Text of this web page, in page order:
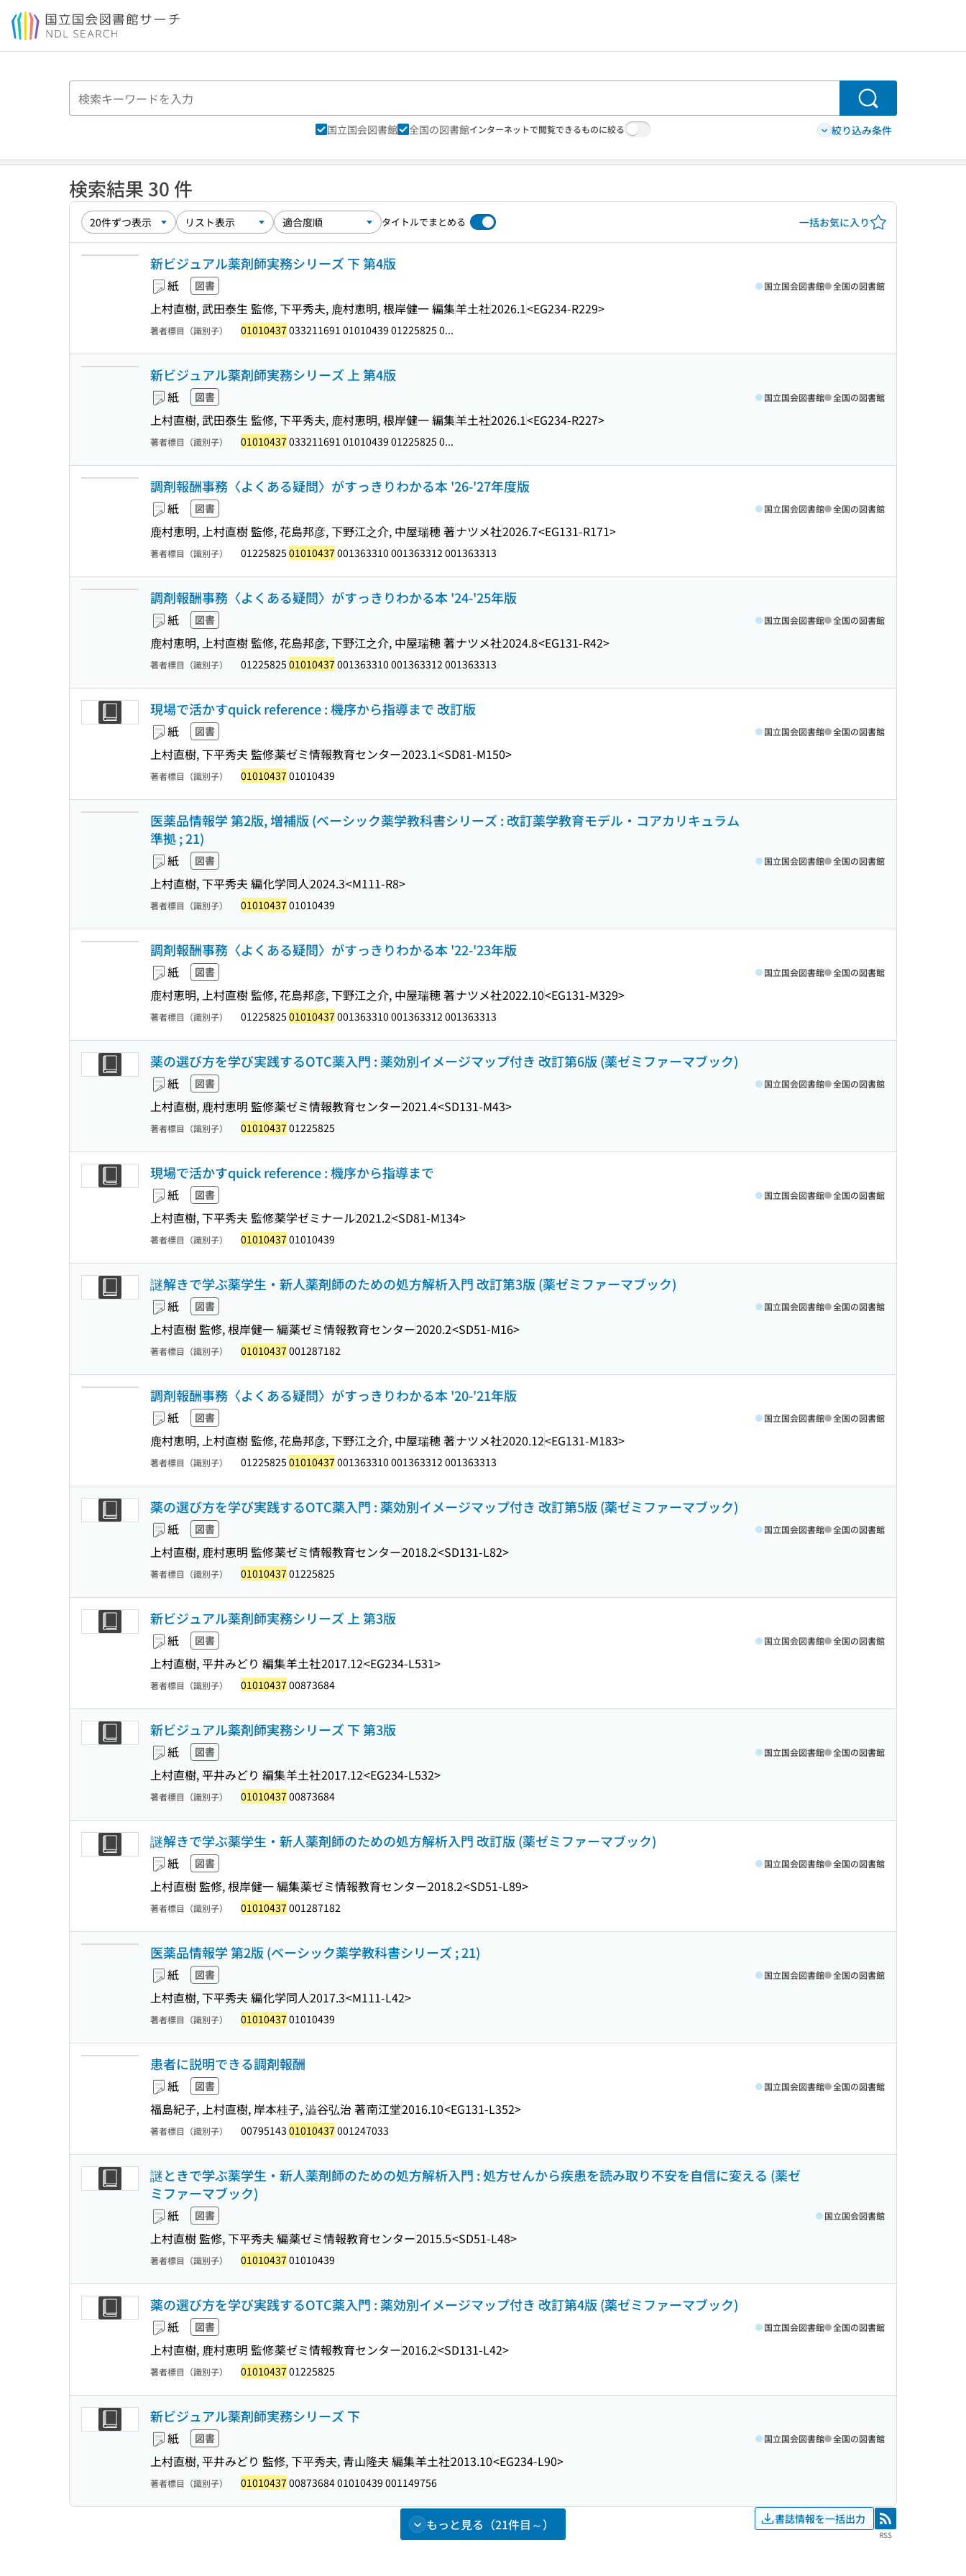
本文へ移動
検索
国立国会図書館 全国の図書館インターネットで閲覧できるものに絞る 絞り込み条件
検索結果 30 件
タイトルでまとめる 一括お気に入り
新ビジュアル薬剤師実務シリーズ 下 第4版
紙 図書
上村直樹, 武田泰生 監修, 下平秀夫, 鹿村恵明, 根岸健一 編集羊土社2026.1<EG234-R229>
国立国会図書館 全国の図書館
著者標目（識別子） 01010437 033211691 01010439 01225825 0...
新ビジュアル薬剤師実務シリーズ 上 第4版
紙 図書
上村直樹, 武田泰生 監修, 下平秀夫, 鹿村恵明, 根岸健一 編集羊土社2026.1<EG234-R227>
国立国会図書館 全国の図書館
著者標目（識別子） 01010437 033211691 01010439 01225825 0...
調剤報酬事務〈よくある疑問〉がすっきりわかる本 '26-'27年度版
紙 図書
鹿村恵明, 上村直樹 監修, 花島邦彦, 下野江之介, 中屋瑞穂 著ナツメ社2026.7<EG131-R171>
国立国会図書館 全国の図書館
著者標目（識別子） 01225825 01010437 001363310 001363312 001363313
調剤報酬事務〈よくある疑問〉がすっきりわかる本 '24-'25年版
紙 図書
鹿村恵明, 上村直樹 監修, 花島邦彦, 下野江之介, 中屋瑞穂 著ナツメ社2024.8<EG131-R42>
国立国会図書館 全国の図書館
著者標目（識別子） 01225825 01010437 001363310 001363312 001363313
現場で活かすquick reference : 機序から指導まで 改訂版
紙 図書
上村直樹, 下平秀夫 監修薬ゼミ情報教育センター2023.1<SD81-M150>
国立国会図書館 全国の図書館
著者標目（識別子） 01010437 01010439
医薬品情報学 第2版, 増補版 (ベーシック薬学教科書シリーズ : 改訂薬学教育モデル・コアカリキュラム
準拠 ; 21)
紙 図書
上村直樹, 下平秀夫 編化学同人2024.3<M111-R8>
国立国会図書館 全国の図書館
著者標目（識別子） 01010437 01010439
調剤報酬事務〈よくある疑問〉がすっきりわかる本 '22-'23年版
紙 図書
鹿村恵明, 上村直樹 監修, 花島邦彦, 下野江之介, 中屋瑞穂 著ナツメ社2022.10<EG131-M329>
国立国会図書館 全国の図書館
著者標目（識別子） 01225825 01010437 001363310 001363312 001363313
薬の選び方を学び実践するOTC薬入門 : 薬効別イメージマップ付き 改訂第6版 (薬ゼミファーマブック)
紙 図書
上村直樹, 鹿村恵明 監修薬ゼミ情報教育センター2021.4<SD131-M43>
国立国会図書館 全国の図書館
著者標目（識別子） 01010437 01225825
現場で活かすquick reference : 機序から指導まで
紙 図書
上村直樹, 下平秀夫 監修薬学ゼミナール2021.2<SD81-M134>
国立国会図書館 全国の図書館
著者標目（識別子） 01010437 01010439
謎解きで学ぶ薬学生・新人薬剤師のための処方解析入門 改訂第3版 (薬ゼミファーマブック)
紙 図書
上村直樹 監修, 根岸健一 編薬ゼミ情報教育センター2020.2<SD51-M16>
国立国会図書館 全国の図書館
著者標目（識別子） 01010437 001287182
調剤報酬事務〈よくある疑問〉がすっきりわかる本 '20-'21年版
紙 図書
鹿村恵明, 上村直樹 監修, 花島邦彦, 下野江之介, 中屋瑞穂 著ナツメ社2020.12<EG131-M183>
国立国会図書館 全国の図書館
著者標目（識別子） 01225825 01010437 001363310 001363312 001363313
薬の選び方を学び実践するOTC薬入門 : 薬効別イメージマップ付き 改訂第5版 (薬ゼミファーマブック)
紙 図書
上村直樹, 鹿村恵明 監修薬ゼミ情報教育センター2018.2<SD131-L82>
国立国会図書館 全国の図書館
著者標目（識別子） 01010437 01225825
新ビジュアル薬剤師実務シリーズ 上 第3版
紙 図書
上村直樹, 平井みどり 編集羊土社2017.12<EG234-L531>
国立国会図書館 全国の図書館
著者標目（識別子） 01010437 00873684
新ビジュアル薬剤師実務シリーズ 下 第3版
紙 図書
上村直樹, 平井みどり 編集羊土社2017.12<EG234-L532>
国立国会図書館 全国の図書館
著者標目（識別子） 01010437 00873684
謎解きで学ぶ薬学生・新人薬剤師のための処方解析入門 改訂版 (薬ゼミファーマブック)
紙 図書
上村直樹 監修, 根岸健一 編集薬ゼミ情報教育センター2018.2<SD51-L89>
国立国会図書館 全国の図書館
著者標目（識別子） 01010437 001287182
医薬品情報学 第2版 (ベーシック薬学教科書シリーズ ; 21)
紙 図書
上村直樹, 下平秀夫 編化学同人2017.3<M111-L42>
国立国会図書館 全国の図書館
著者標目（識別子） 01010437 01010439
患者に説明できる調剤報酬
紙 図書
福島紀子, 上村直樹, 岸本桂子, 澁谷弘治 著南江堂2016.10<EG131-L352>
国立国会図書館 全国の図書館
著者標目（識別子） 00795143 01010437 001247033
謎ときで学ぶ薬学生・新人薬剤師のための処方解析入門 : 処方せんから疾患を読み取り不安を自信に変える (薬ゼ
ミファーマブック)
紙 図書
上村直樹 監修, 下平秀夫 編薬ゼミ情報教育センター2015.5<SD51-L48>
国立国会図書館
著者標目（識別子） 01010437 01010439
薬の選び方を学び実践するOTC薬入門 : 薬効別イメージマップ付き 改訂第4版 (薬ゼミファーマブック)
紙 図書
上村直樹, 鹿村恵明 監修薬ゼミ情報教育センター2016.2<SD131-L42>
国立国会図書館 全国の図書館
著者標目（識別子） 01010437 01225825
新ビジュアル薬剤師実務シリーズ 下
紙 図書
上村直樹, 平井みどり 監修, 下平秀夫, 青山隆夫 編集羊土社2013.10<EG234-L90>
国立国会図書館 全国の図書館
著者標目（識別子） 01010437 00873684 01010439 001149756
もっと見る（21件目～） 書誌情報を一括出力 RSS
RSS